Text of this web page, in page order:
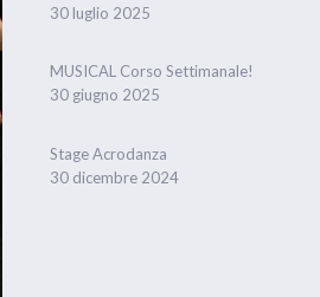
30 luglio 2025
MUSICAL Corso Settimanale!
30 giugno 2025
Stage Acrodanza
30 dicembre 2024